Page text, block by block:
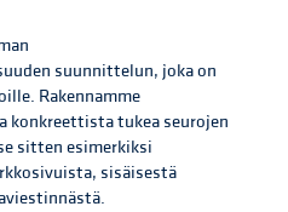
suunnittelun, joka on
Rakennamme
konkreettista tukea seurojen
sitten esimerkiksi
sisäisestä